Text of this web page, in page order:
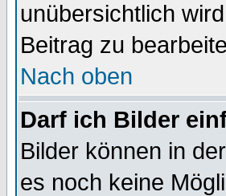
unübersichtlich
Beitrag zu
Nach oben
Darf ich Bilder
Bilder können in
es noch keine